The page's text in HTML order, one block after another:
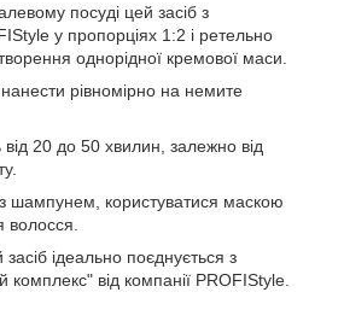
посуді цей засіб з
у пропорціях 1:2 і ретельно
однорідної кремової маси.
рівномірно на немите
від 20 до 50 хвилин, залежно від
шампунем, користуватися маскою
ідеально поєднується з
від компанії PROFIStyle.